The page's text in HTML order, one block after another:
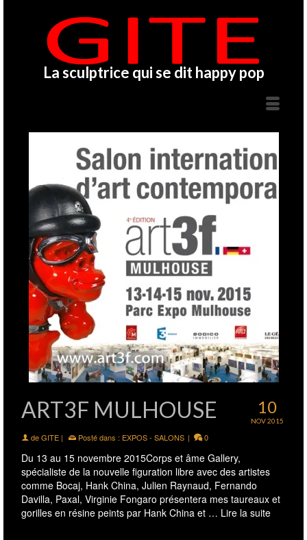
La sculptrice qui se dit happy pop
10
NOV 2015
ART3F MULHOUSE
deGITE | Posté dans : EXPOS - SALONS | 0
Du 13 au 15 novembre 2015Corps et âme Gallery,
spécialiste de la nouvelle figuration libre avec des artistes
comme Bocaj, Hank China, Julien Raynaud, Fernando
Davilla, Paxal, Virginie Fongaro présentera mes taureaux et
gorilles en résine peints par Hank China et … Lire la suite